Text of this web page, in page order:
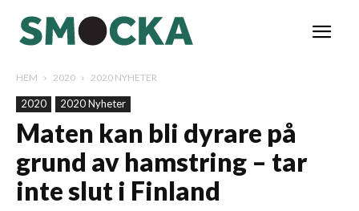
HEM 2020 2020 NYHETER
2020 2020 Nyheter
Maten kan bli dyrare på
grund av hamstring – tar
inte slut i Finland